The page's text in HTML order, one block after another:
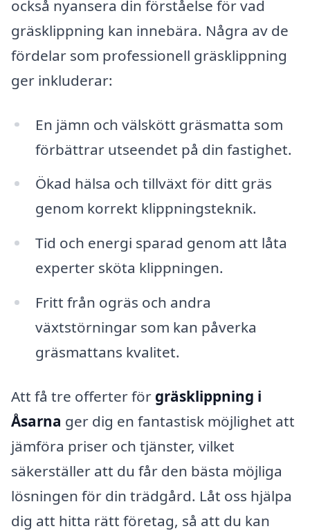
också nyansera din förståelse för vad
gräsklippning kan innebära. Några av de
fördelar som professionell gräsklippning
ger inkluderar:
En jämn och välskött gräsmatta som
förbättrar utseendet på din fastighet.
Ökad hälsa och tillväxt för ditt gräs
genom korrekt klippningsteknik.
Tid och energi sparad genom att låta
experter sköta klippningen.
Fritt från ogräs och andra
växtstörningar som kan påverka
gräsmattans kvalitet.
Att få tre offerter för gräsklippning i
Åsarna ger dig en fantastisk möjlighet att
jämföra priser och tjänster, vilket
säkerställer att du får den bästa möjliga
lösningen för din trädgård. Låt oss hjälpa
dig att hitta rätt företag, så att du kan